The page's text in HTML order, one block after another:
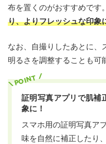
布を置くのがおすすめです。
り、よりフレッシュな印象
なお、自撮りしたあとに、
明るさを調整することも可
証明写真アプリで肌補
象に！
スマホ用の証明写真ア
味を自然に補正したり